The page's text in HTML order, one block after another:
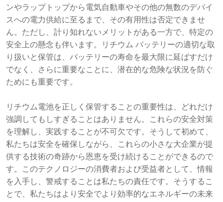
ンやラップトップから電気自動車やその他の無数のデバイ
スへの電力供給に至るまで、その有用性は否定できませ
ん。ただし、計り知れないメリットがある一方で、特定の
安全上の懸念も伴います。リチウム バッテリーの適切な取
り扱いと保管は、バッテリーの寿命を最大限に延ばすだけ
でなく、さらに重要なことに、潜在的な危険な状況を防ぐ
ためにも重要です。
リチウム電池を正しく保管することの重要性は、どれだけ
強調してもしすぎることはありません。これらの安全対策
を理解し、実践することが不可欠です。そうして初めて、
私たちは安全を確保しながら、これらの小さな大企業が提
供する技術の奇跡から恩恵を受け続けることができるので
す。このテクノロジーの消費者および受益者として、情報
を入手し、警戒することは私たちの責任です。そうするこ
とで、私たちはより安全でより効率的なエネルギーの未来